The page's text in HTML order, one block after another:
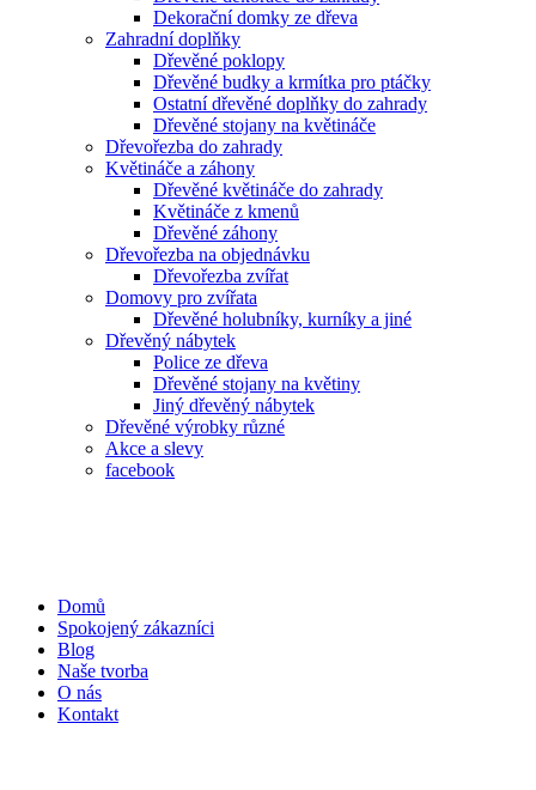
Dekorační domky ze dřeva
Zahradní doplňky
Dřevěné poklopy
Dřevěné budky a krmítka pro ptáčky
Ostatní dřevěné doplňky do zahrady
Dřevěné stojany na květináče
Dřevořezba do zahrady
Květináče a záhony
Dřevěné květináče do zahrady
Květináče z kmenů
Dřevěné záhony
Dřevořezba na objednávku
Dřevořezba zvířat
Domovy pro zvířata
Dřevěné holubníky, kurníky a jiné
Dřevěný nábytek
Police ze dřeva
Dřevěné stojany na květiny
Jiný dřevěný nábytek
Dřevěné výrobky různé
Akce a slevy
facebook
Domů
Spokojený zákazníci
Blog
Naše tvorba
O nás
Kontakt